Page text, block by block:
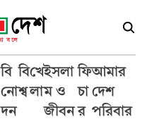
বি
নো
দন
বি
শ্ব
খে
লা
ইসলা
ম ও
জীবন
ফি
চা
র
আমার
দেশ
পরিবার